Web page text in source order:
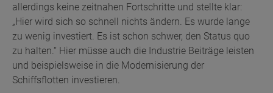
allerdings keine zeitnahen Fortschritte und stellte klar:
„Hier wird sich so schnell nichts ändern. Es wurde lange
zu wenig investiert. Es ist schon schwer, den Status quo
zu halten.“ Hier müsse auch die Industrie Beiträge leisten
und beispielsweise in die Modernisierung der
Schiffsflotten investieren.